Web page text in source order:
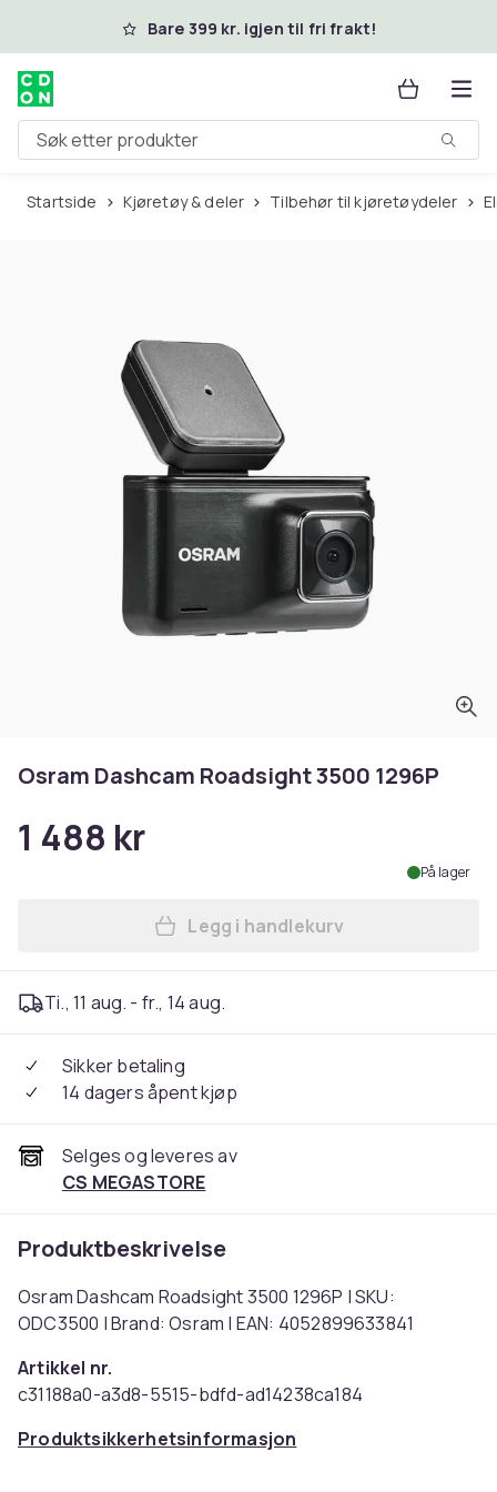
Hopp til hovedinnholdBare 399 kr. igjen til fri frakt!
Søk etter produkter
Startside Kjøretøy & deler Tilbehør til kjøretøydeler
Osram Dashcam Roadsight 3500 1296P
1 488 kr
På lager
Legg Osram Dashcam
Legg i handlekurv
Ti., 11 aug. - fr., 14 aug.
Sikker betaling
14 dagers åpent kjøp
Selges og leveres av
CS MEGASTORE
Produktbeskrivelse
Osram Dashcam Roadsight 3500 1296P | SKU:
ODC3500 | Brand: Osram | EAN: 4052899633841
Artikkel nr.
c31188a0-a3d8-5515-bdfd-ad14238ca184
Produktsikkerhetsinformasjon